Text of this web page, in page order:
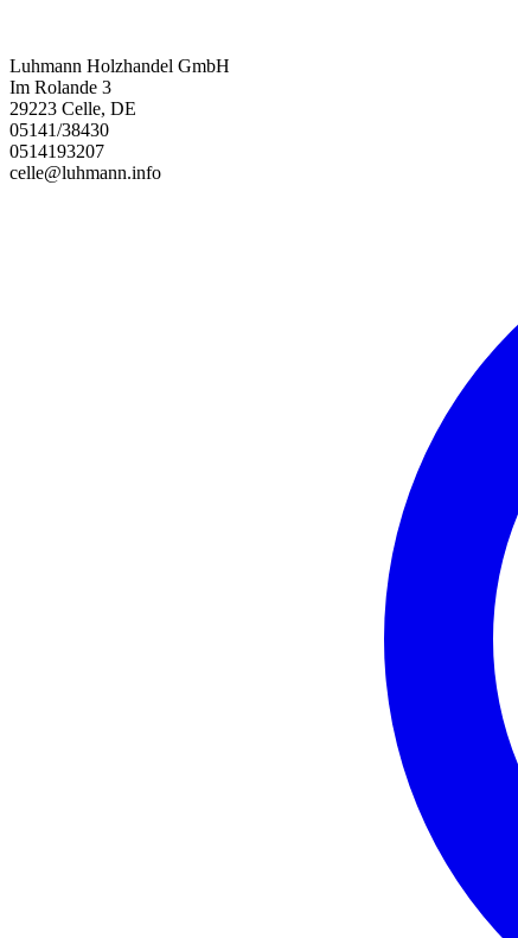
Luhmann Holzhandel GmbH
Im Rolande 3
29223 Celle, DE
05141/38430
0514193207
celle@luhmann.info